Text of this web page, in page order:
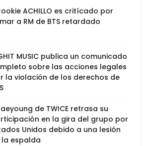
ACHILLO es critícado por
a RM de BTS retardado
MUSIC publica un comunicado
sobre las acciones legales
la violación de los derechos de
de TWICE retrasa su
en la gira del grupo por
Unidos debido a una lesión
la espalda